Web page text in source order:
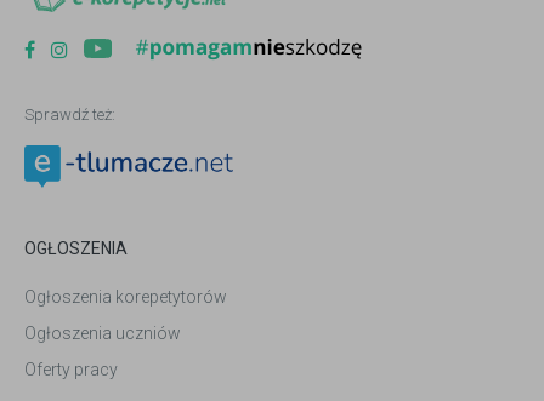
Sprawdź też:
OGŁOSZENIA
Ogłoszenia korepetytorów
Ogłoszenia uczniów
Oferty pracy